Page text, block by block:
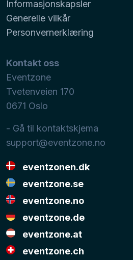
Informasjonskapsler
Generelle vilkår
Personvernerklæring
Kontakt oss
Eventzone
Tvetenveien 170
0671 Oslo
- Gå til kontaktskjema
support@eventzone.no
eventzonen.dk
eventzone.se
eventzone.no
eventzone.de
eventzone.at
eventzone.ch